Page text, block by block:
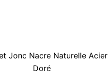
Jonc Nacre Naturelle Acier
Doré